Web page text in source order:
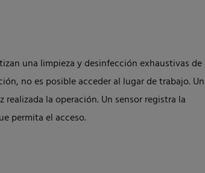
una limpieza y desinfección exhaustivas de
no es posible acceder al lugar de trabajo. Un
la operación. Un sensor registra la
permita el acceso.